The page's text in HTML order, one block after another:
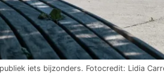
iets bijzonders. Fotocredit: Lidia